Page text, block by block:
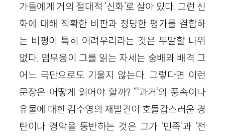
가들에게 거의 절대적 ‘신화’로 살아 있다. 그런 신
화에 대해 적확한 비판과 정당한 평가를 결합하
는 비평이 특히 어려우리라는 것은 두말할 나위
없다. 염무웅이 그를 읽는 자세는 숭배와 배격 그
어느 극단으로도 기울지 않는다. 그렇다면 이런
문장은 어떻게 읽어야 할까? “‘과거’의 풍속이나
유물에 대한 김수영의 재발견이 호들갑스러운 경
탄이나 경악을 동반하는 것은 그가 ‘민족’과 ‘전